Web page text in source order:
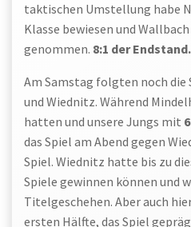
taktischen Umstellung habe
Klasse bewiesen und
genommen. 8:1 der Endstand.
Am Samstag folgten noch die
und Wiednitz. Während
hatten und unsere Jungs mit
das Spiel am Abend gegen
Spiel. Wiednitz hatte bis zu
Spiele gewinnen können und
Titelgeschehen. Aber auch
ersten Hälfte, das Spiel